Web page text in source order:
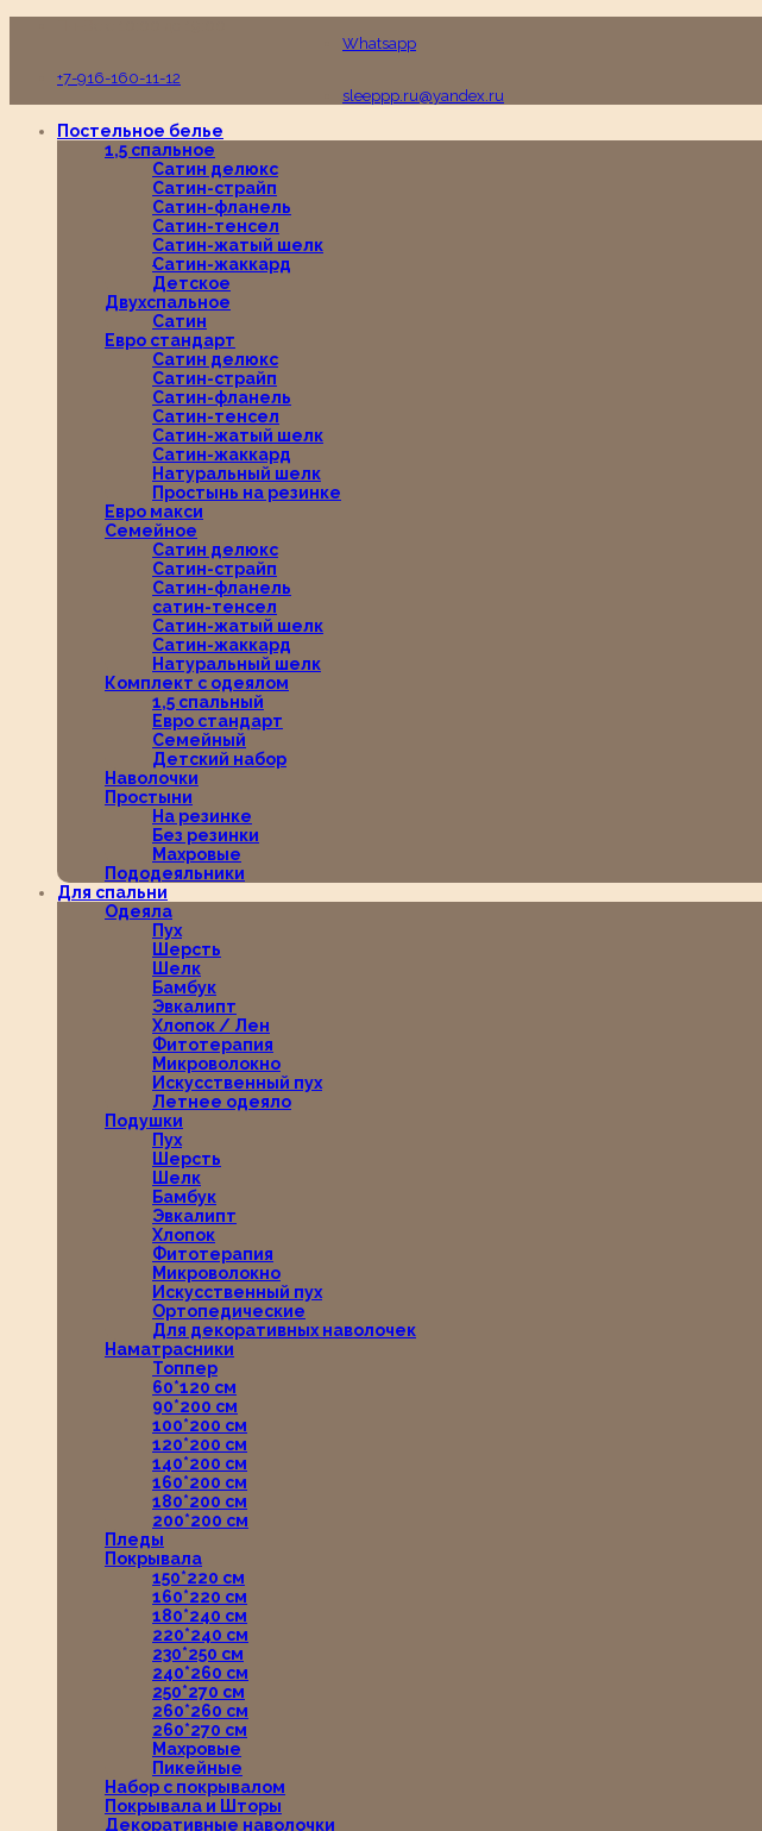
Whatsapp
+7-916-160-11-12
sleeppp.ru@yandex.ru
Постельное белье
1,5 спальное
Сатин делюкс
Сатин-страйп
Сатин-фланель
Сатин-тенсел
Сатин-жатый шелк
Сатин-жаккард
Детское
Двухспальное
Сатин
Евро стандарт
Сатин делюкс
Сатин-страйп
Сатин-фланель
Сатин-тенсел
Сатин-жатый шелк
Сатин-жаккард
Натуральный шелк
Простынь на резинке
Евро макси
Семейное
Сатин делюкс
Сатин-страйп
Сатин-фланель
сатин-тенсел
Сатин-жатый шелк
Сатин-жаккард
Натуральный шелк
Комплект с одеялом
1,5 спальный
Евро стандарт
Семейный
Детский набор
Наволочки
Простыни
На резинке
Без резинки
Махровые
Пододеяльники
Для спальни
Одеяла
Пух
Шерсть
Шелк
Бамбук
Эвкалипт
Хлопок / Лен
Фитотерапия
Микроволокно
Искусственный пух
Летнее одеяло
Подушки
Пух
Шерсть
Шелк
Бамбук
Эвкалипт
Хлопок
Фитотерапия
Микроволокно
Искусственный пух
Ортопедические
Для декоративных наволочек
Наматрасники
Топпер
60*120 см
90*200 см
100*200 см
120*200 см
140*200 см
160*200 см
180*200 см
200*200 см
Пледы
Покрывала
150*220 см
160*220 см
180*240 см
220*240 см
230*250 см
240*260 см
250*270 см
260*260 см
260*270 см
Махровые
Пикейные
Набор с покрывалом
Покрывала и Шторы
Декоративные наволочки